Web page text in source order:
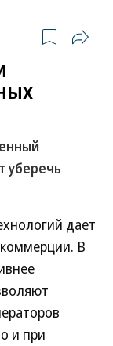
уберечь
дает
В
и при